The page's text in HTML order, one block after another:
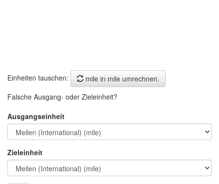
Einheiten tauschen:
mile in mile umrechnen.
Falsche Ausgang- oder Zieleinheit?
Ausgangseinheit
Zieleinheit